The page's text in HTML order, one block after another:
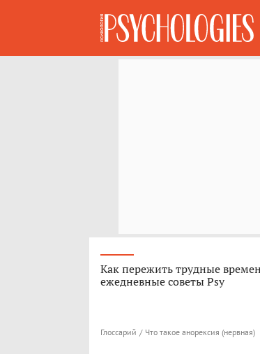
Как пережить трудные
ежедневные советы Psy
Глоссарий / Что такое анорексия (нервная)